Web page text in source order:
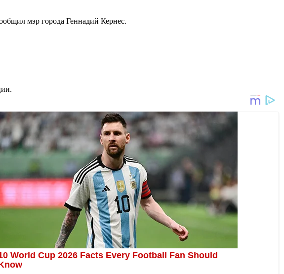
мэр города Геннадий Кернес.